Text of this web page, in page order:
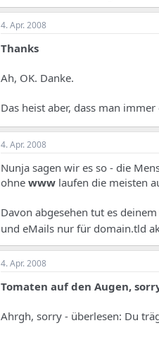
4. Apr. 2008
Thanks
Ah, OK. Danke.
Das heist aber, dass man
4. Apr. 2008
Nunja sagen wir es so - die
ohne www laufen die meisten
Davon abgesehen tut es
und eMails nur für domain.tld
4. Apr. 2008
Tomaten auf den Augen,
Ahrgh, sorry - überlesen: Du